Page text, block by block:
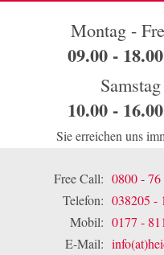
Montag -
09.00 -
Samstag
10.00 -
Sie erreichen uns
Free Call: 0800 -
Telefon: 038205 -
Mobil: 0177 -
E-Mail: